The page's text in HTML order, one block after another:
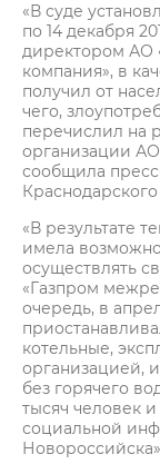
«В суде
по 14 декабря
директором АО
компания», в
получил от
чего,
перечислил на
организации АО
сообщила
Краснодарского
«В результате
имела
осуществлять
«Газпром
очередь, в
котельные,
организацией,
без горячего
тысяч человек
социальной